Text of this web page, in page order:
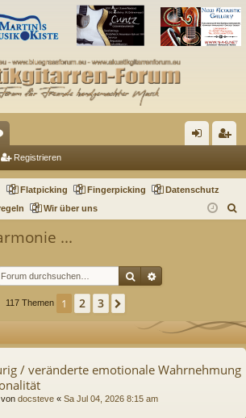
m ist
rie
Registrieren
Flatpicking Fingerpicking
Datenschutz
Wir über uns
...
Suche
117 Themen 1 2 3
/ veränderte emotionale Wahrnehmung
von docsteve « Sa Jul 04, 2026 8:15 am